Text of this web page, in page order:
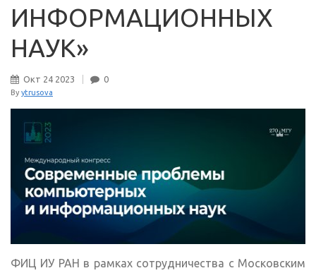
ИНФОРМАЦИОННЫХ
НАУК»
Окт 24 2023 0
By ytrusova
ФИЦ ИУ РАН в рамках сотрудничества с Московским